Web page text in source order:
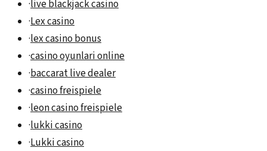
·live blackjack casino
·Lex casino
·lex casino bonus
·casino oyunlari online
·baccarat live dealer
·casino freispiele
·leon casino freispiele
·lukki casino
·Lukki casino